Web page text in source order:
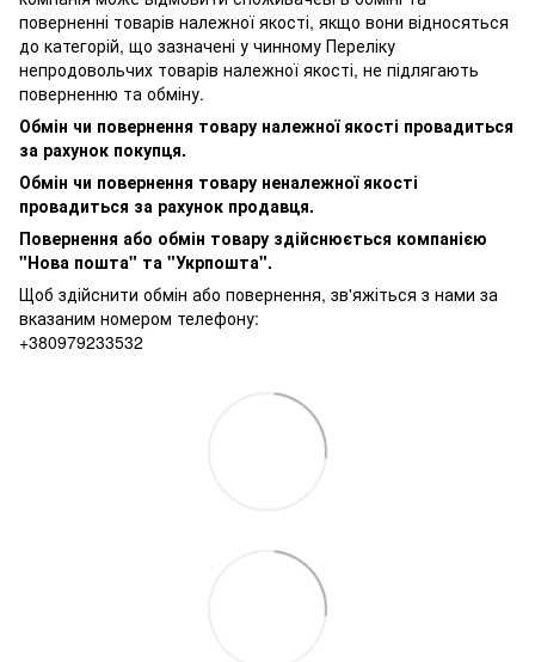
поверненні товарів належної якості, якщо вони відносяться
до категорій, що зазначені у чинному Переліку
непродовольчих товарів належної якості, не підлягають
поверненню та обміну.
Обмін чи повернення товару належної якості провадиться
за рахунок покупця.
Обмін чи повернення товару неналежної якості
провадиться за рахунок продавця.
Повернення або обмін товару здійснюється компанією
"Нова пошта" та "Укрпошта".
Щоб здійснити обмін або повернення, зв'яжіться з нами за
вказаним номером телефону:
+380979233532